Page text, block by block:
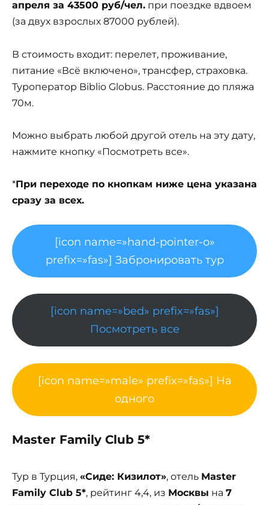
апреля за 43500 руб/чел. при поездке вдвоем
(за двух взрослых 87000 рублей).
В стоимость входит: перелет, проживание,
питание «Всё включено», трансфер, страховка.
Туроператор Biblio Globus. Расстояние до пляжа
70м.
Можно выбрать любой другой отель на эту дату,
нажмите кнопку «Посмотреть все».
*При переходе по кнопкам ниже цена указана
сразу за всех.
[icon name=»hand-pointer-o»
prefix=»fas»] Забронировать тур
[icon name=»bed» prefix=»fas»]
Посмотреть все
[icon name=»male» prefix=»fas»] На
одного
Master Family Club 5*
Тур в Турция, «Сиде: Кизилот», отель Master
Family Club 5*, рейтинг 4,4, из Москвы на 7